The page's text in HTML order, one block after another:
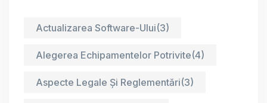
Actualizarea Software-Ului(3)
Alegerea Echipamentelor Potrivite(4)
Aspecte Legale Și Reglementări(3)